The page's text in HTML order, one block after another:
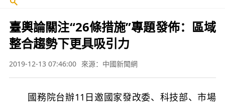
臺輿論關注“26條措施”專題發佈：區域
整合趨勢下更具吸引力
2019-12-13 07:46:00 來源：中國新聞網
國務院台辦11日邀國家發改委、科技部、市場